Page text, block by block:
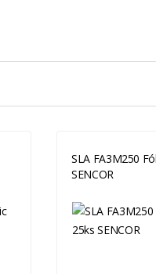
SLA FA3M250
SENCOR